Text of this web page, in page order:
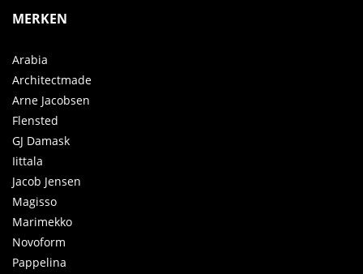
MERKEN
Arabia
Architectmade
Arne Jacobsen
Flensted
GJ Damask
Iittala
Jacob Jensen
Magisso
Marimekko
Novoform
Pappelina